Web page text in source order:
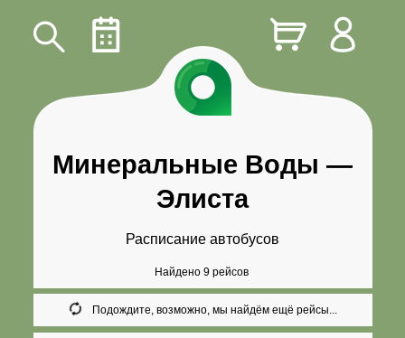
Минеральные Воды —
Элиста
Расписание автобусов
Найдено 9 рейсов
Подождите, возможно, мы найдём ещё рейсы...